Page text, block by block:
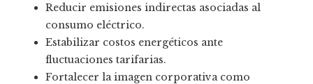
Reducir emisiones indirectas asociadas al
consumo eléctrico.
Estabilizar costos energéticos ante
fluctuaciones tarifarias.
Fortalecer la imagen corporativa como